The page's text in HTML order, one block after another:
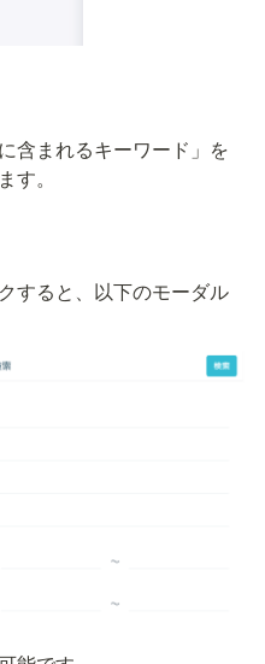
含まれるキーワード」を
す。
すると、以下のモーダル